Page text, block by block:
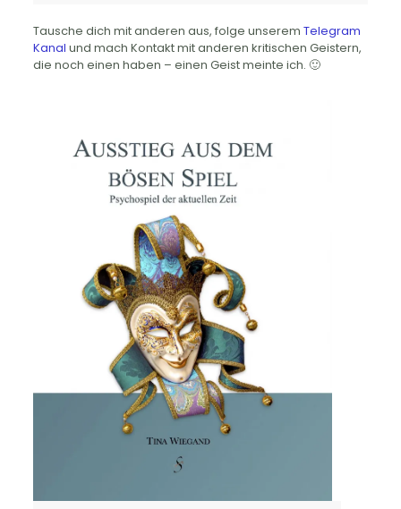
Tausche dich mit anderen aus, folge unserem Telegram
Kanal und mach Kontakt mit anderen kritischen Geistern,
die noch einen haben – einen Geist meinte ich. 🙂